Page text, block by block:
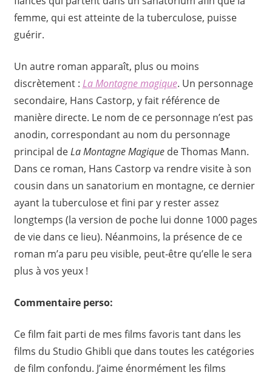
femme, qui est atteinte de la tuberculose, puisse
guérir.
Un autre roman apparaît, plus ou moins
discrètement : La Montagne magique. Un personnage
secondaire, Hans Castorp, y fait référence de
manière directe. Le nom de ce personnage n’est pas
anodin, correspondant au nom du personnage
principal deLa Montagne Magiquede Thomas Mann.
Dans ce roman, Hans Castorp va rendre visite à son
cousin dans un sanatorium en montagne, ce dernier
ayant la tuberculose et fini par y rester assez
longtemps (la version de poche lui donne 1000 pages
de vie dans ce lieu). Néanmoins, la présence de ce
roman m’a paru peu visible, peut-être qu’elle le sera
plus à vos yeux !
Commentaire perso:
Ce film fait parti de mes films favoris tant dans les
films du Studio Ghibli que dans toutes les catégories
de film confondu. J’aime énormément les films